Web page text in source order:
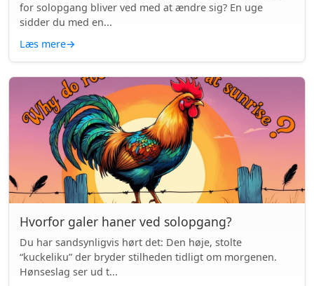
for solopgang bliver ved med at ændre sig? En uge
sidder du med en...
Læs mere→
Hvorfor galer haner ved solopgang?
Du har sandsynligvis hørt det: Den høje, stolte
“kuckeliku” der bryder stilheden tidligt om morgenen.
Hønseslag ser ud t...